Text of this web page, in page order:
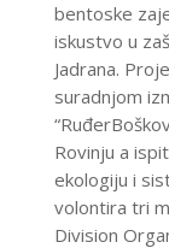
bentoske
iskustvo u
Jadrana.
suradnjom
Rovinju a
ekologiju i
volontira tri
Division